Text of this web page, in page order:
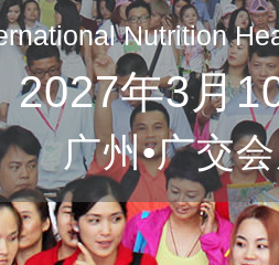
Nutrition
2027年3月
广州•广交